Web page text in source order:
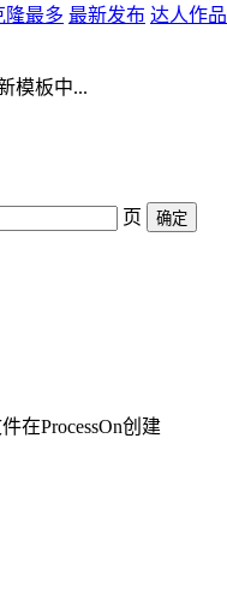
隆最多 最新发布 达人作品
模板中...
页 确定
在ProcessOn创建